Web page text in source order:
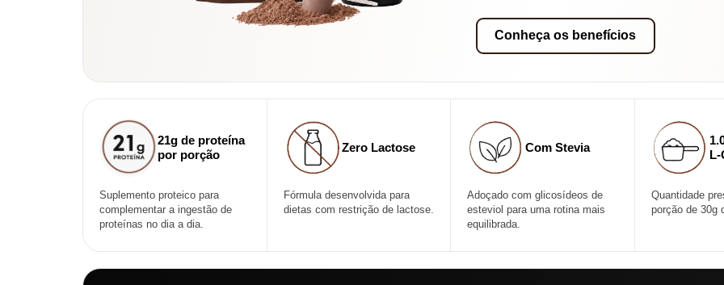
Conheça os benefícios
21g de proteína
por porção
Suplemento proteico para
complementar a ingestão de
proteínas no dia a dia.
Zero Lactose
Fórmula desenvolvida para
dietas com restrição de lactose.
Com Stevia
Adoçado com glicosídeos de
esteviol para uma rotina mais
equilibrada.
L-
Quantidade
porção de 30g